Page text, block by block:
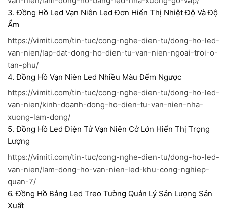
3. Đồng Hồ Led Vạn Niên Led Đơn Hiển Thị Nhiệt Độ Và Độ
Ẩm
https://vimiti.com/tin-tuc/cong-nghe-dien-tu/dong-ho-led-
van-nien/lap-dat-dong-ho-dien-tu-van-nien-ngoai-troi-o-
tan-phu/
4. Đồng Hồ Vạn Niên Led Nhiều Màu Đếm Ngược
https://vimiti.com/tin-tuc/cong-nghe-dien-tu/dong-ho-led-
van-nien/kinh-doanh-dong-ho-dien-tu-van-nien-nha-
xuong-lam-dong/
5. Đồng Hồ Led Điện Tử Vạn Niên Cở Lớn Hiển Thị Trọng
Lượng
https://vimiti.com/tin-tuc/cong-nghe-dien-tu/dong-ho-led-
van-nien/lam-dong-ho-van-nien-led-khu-cong-nghiep-
quan-7/
6. Đồng Hồ Bảng Led Treo Tường Quản Lý Sản Lượng Sản
Xuất